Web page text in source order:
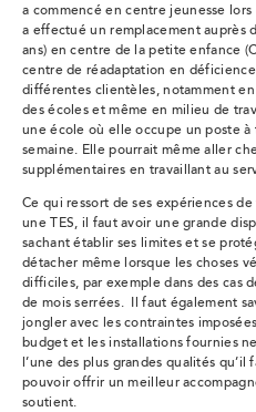
a commencé en centre jeunesse
a effectué un remplacement auprès
ans) en centre de la petite enfance
centre de réadaptation en
différentes clientèles, notamment
des écoles et même en milieu de
une école où elle occupe un poste à
semaine. Elle pourrait même aller
supplémentaires en travaillant au
Ce qui ressort de ses expériences
une TES, il faut avoir une grande
sachant établir ses limites et se
détacher même lorsque les choses
difficiles, par exemple dans des cas
de mois serrées. Il faut également
jongler avec les contraintes
budget et les installations fournies
l’une des plus grandes qualités
pouvoir offrir un meilleur
soutient.